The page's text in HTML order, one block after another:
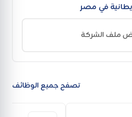
في مصر
ملف الشركة
تصفح جميع الوظائف